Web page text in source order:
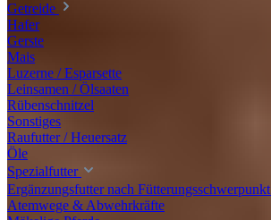
Getreide
Hafer
Gerste
Mais
Luzerne / Esparsette
Leinsamen / Ölsaaten
Rübenschnitzel
Sonstiges
Raufutter / Heuersatz
Öle
Spezialfutter
Ergänzungsfutter nach Fütterungsschwerpunkt
Atemwege & Abwehrkräfte